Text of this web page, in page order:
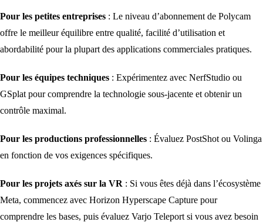
Pour les petites entreprises : Le niveau d’abonnement de Polycam
offre le meilleur équilibre entre qualité, facilité d’utilisation et
abordabilité pour la plupart des applications commerciales pratiques.
Pour les équipes techniques : Expérimentez avec NerfStudio ou
GSplat pour comprendre la technologie sous-jacente et obtenir un
contrôle maximal.
Pour les productions professionnelles : Évaluez PostShot ou Volinga
en fonction de vos exigences spécifiques.
Pour les projets axés sur la VR : Si vous êtes déjà dans l’écosystème
Meta, commencez avec Horizon Hyperscape Capture pour
comprendre les bases, puis évaluez Varjo Teleport si vous avez besoin